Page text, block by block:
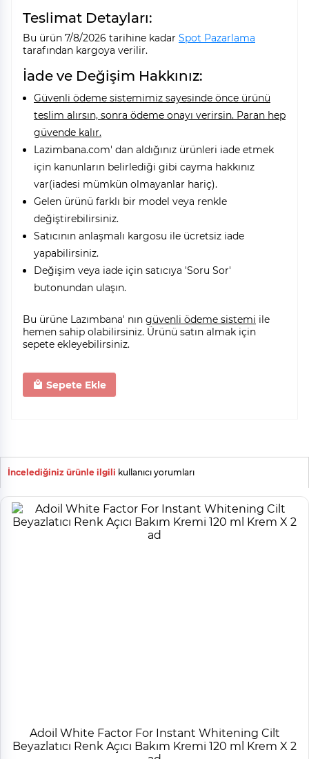
Teslimat Detayları:
Bu ürün 7/8/2026 tarihine kadar Spot Pazarlama
tarafından kargoya verilir.
İade ve Değişim Hakkınız:
Güvenli ödeme sistemimiz sayesinde önce ürünü
teslim alırsın, sonra ödeme onayı verirsin. Paran hep
güvende kalır.
Lazimbana.com' dan aldığınız ürünleri iade etmek
için kanunların belirlediği gibi cayma hakkınız
var(iadesi mümkün olmayanlar hariç).
Gelen ürünü farklı bir model veya renkle
değiştirebilirsiniz.
Satıcının anlaşmalı kargosu ile ücretsiz iade
yapabilirsiniz.
Değişim veya iade için satıcıya 'Soru Sor'
butonundan ulaşın.
Bu ürüne Lazımbana' nın güvenli ödeme sistemi ile
hemen sahip olabilirsiniz. Ürünü satın almak için
sepete ekleyebilirsiniz.
Sepete Ekle
İncelediğiniz ürünle ilgili kullanıcı yorumları
Adoil White Factor For Instant Whitening Cilt
Beyazlatıcı Renk Açıcı Bakım Kremi 120 ml Krem X 2